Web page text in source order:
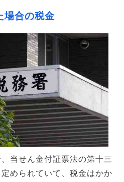
場合の税金
当せん金付証票法の第十三
められていて、税金はかか